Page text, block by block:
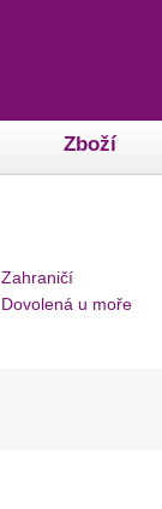
Zboží
Zahraničí
Dovolená u moře